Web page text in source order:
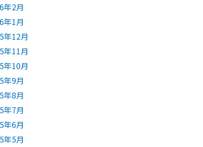
年2月
年1月
年12月
年11月
年10月
年9月
年8月
年7月
年6月
年5月